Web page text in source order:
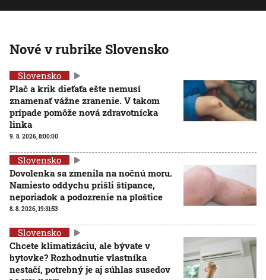
Nové v rubrike Slovensko
Slovensko
Plač a krik dieťaťa ešte nemusí
znamenať vážne zranenie. V takom
prípade pomôže nová zdravotnícka
linka
9. 8. 2026, 8:00:00
Slovensko
Dovolenka sa zmenila na nočnú moru.
Namiesto oddychu prišli štípance,
neporiadok a podozrenie na ploštice
8. 8. 2026, 19:31:53
Slovensko
Chcete klimatizáciu, ale bývate v
bytovke? Rozhodnutie vlastníka
nestačí, potrebný je aj súhlas susedov